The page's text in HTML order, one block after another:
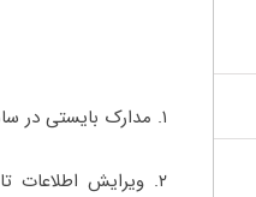
۱. مدارک بایستی در سامانه به صورت خوانا واضح و با توجه به محدودیت حجم تعیین شده بارگذاری گردد.
۲. ویرایش اطلاعات